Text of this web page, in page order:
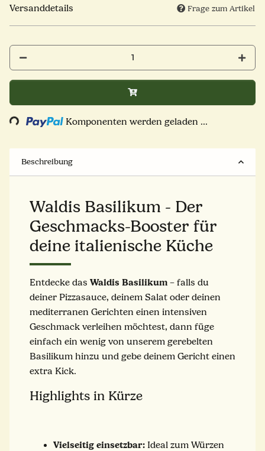
Versanddetails
Frage zum Artikel
Loading... Komponenten werden geladen ...
Beschreibung
Waldis Basilikum - Der
Geschmacks-Booster für
deine italienische Küche
Entdecke das Waldis Basilikum – falls du
deiner Pizzasauce, deinem Salat oder deinen
mediterranen Gerichten einen intensiven
Geschmack verleihen möchtest, dann füge
einfach ein wenig von unserem gerebelten
Basilikum hinzu und gebe deinem Gericht einen
extra Kick.
Highlights in Kürze
Vielseitig einsetzbar: Ideal zum Würzen